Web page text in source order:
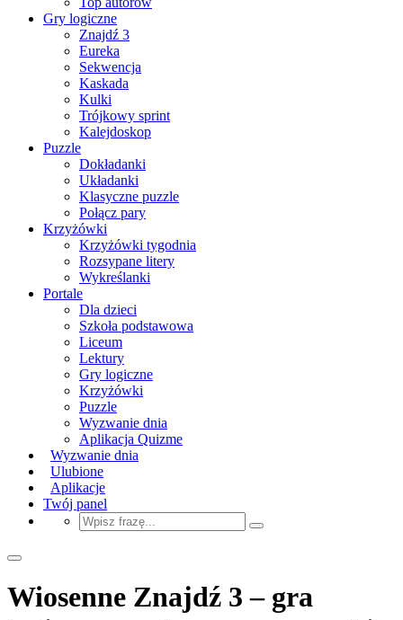
Gry logiczne
Znajdź 3
Eureka
Sekwencja
Kaskada
Kulki
Trójkowy sprint
Kalejdoskop
Puzzle
Dokładanki
Układanki
Klasyczne puzzle
Połącz pary
Krzyżówki
Krzyżówki tygodnia
Rozsypane litery
Wykreślanki
Portale
Dla dzieci
Szkoła podstawowa
Liceum
Lektury
Gry logiczne
Krzyżówki
Puzzle
Wyzwanie dnia
Aplikacja Quizme
Wyzwanie dnia
Ulubione
Aplikacje
Twój panel
Wiosenne Znajdź 3 – gra